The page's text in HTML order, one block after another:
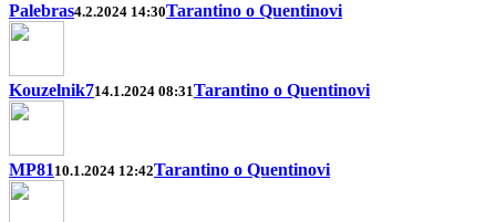
Palebras4.2.2024 14:30Tarantino o Quentinovi
Kouzelnik714.1.2024 08:31Tarantino o Quentinovi
MP81 10.1.2024 12:42Tarantino o Quentinovi